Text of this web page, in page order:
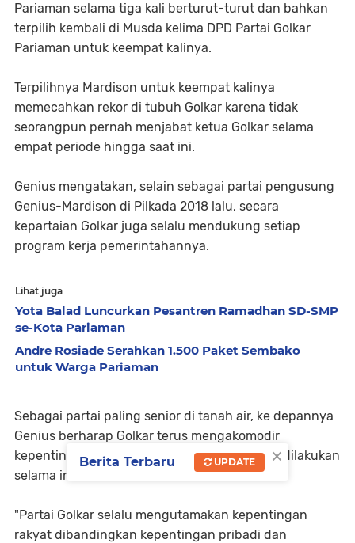
Pariaman selama tiga kali berturut-turut dan bahkan
terpilih kembali di Musda kelima DPD Partai Golkar
Pariaman untuk keempat kalinya.
Terpilihnya Mardison untuk keempat kalinya
memecahkan rekor di tubuh Golkar karena tidak
seorangpun pernah menjabat ketua Golkar selama
empat periode hingga saat ini.
Genius mengatakan, selain sebagai partai pengusung
Genius-Mardison di Pilkada 2018 lalu, secara
kepartaian Golkar juga selalu mendukung setiap
program kerja pemerintahannya.
Lihat juga
Yota Balad Luncurkan Pesantren Ramadhan SD-SMP
se-Kota Pariaman
Andre Rosiade Serahkan 1.500 Paket Sembako
untuk Warga Pariaman
Sebagai partai paling senior di tanah air, ke depannya
Genius berharap Golkar terus mengakomodir
kepentingan rakyat sebagaimana yang telah dilakukan
selama ini.
"Partai Golkar selalu mengutamakan kepentingan
rakyat dibandingkan kepentingan pribadi dan
×
Berita Terbaru UPDATE